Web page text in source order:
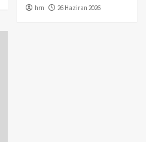
hrn 26 Haziran 2026